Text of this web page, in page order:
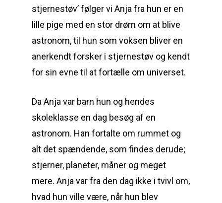
stjernestøv’ følger vi Anja fra hun er en
lille pige med en stor drøm om at blive
astronom, til hun som voksen bliver en
anerkendt forsker i stjernestøv og kendt
for sin evne til at fortælle om universet.
Da Anja var barn hun og hendes
skoleklasse en dag besøg af en
astronom. Han fortalte om rummet og
alt det spændende, som findes derude;
stjerner, planeter, måner og meget
mere. Anja var fra den dag ikke i tvivl om,
hvad hun ville være, når hun blev